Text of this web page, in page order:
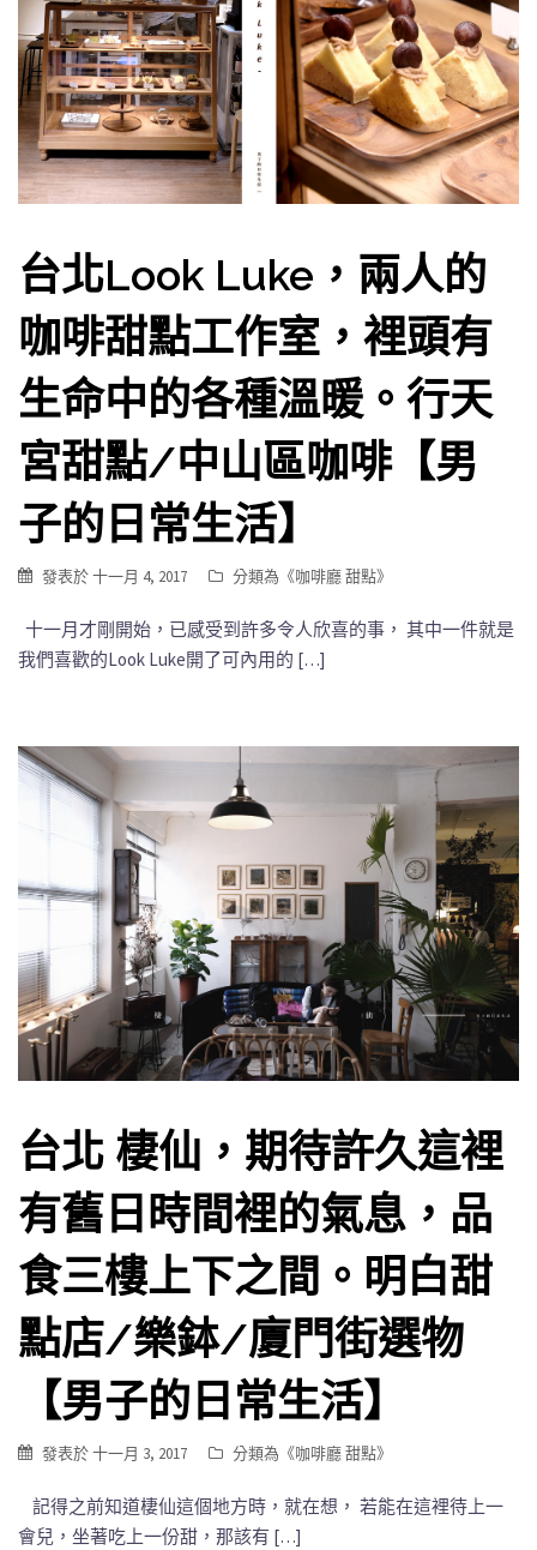
台北Look Luke，兩人的
咖啡甜點工作室，裡頭有
生命中的各種溫暖。行天
宮甜點/中山區咖啡【男
子的日常生活】
發表於十一月 4, 2017 分類為《咖啡廳 甜點》
十一月才剛開始，已感受到許多令人欣喜的事， 其中一件就是
我們喜歡的Look Luke開了可內用的 […]
台北 棲仙，期待許久這裡
有舊日時間裡的氣息，品
食三樓上下之間。明白甜
點店/樂鉢/廈門街選物
【男子的日常生活】
發表於十一月 3, 2017 分類為《咖啡廳 甜點》
記得之前知道棲仙這個地方時，就在想， 若能在這裡待上一
會兒，坐著吃上一份甜，那該有 […]